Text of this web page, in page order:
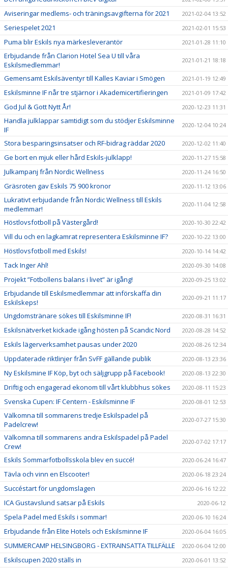
Aviseringar medlems- och träningsavgifterna för 2021 2021-02-04 13:52
Seriespelet 2021 2021-02-01 15:53
Puma blir Eskils nya märkesleverantör 2021-01-28 11:10
Erbjudande från Clarion Hotel Sea U till våra
Eskilsmedlemmar!
2021-01-21 18:18
Gemensamt Eskilsäventyr till Kalles Kaviar i Smögen 2021-01-19 12:49
Eskilsminne IF når tre stjärnor i Akademicertifieringen 2021-01-09 17:42
God Jul & Gott Nytt År! 2020-12-23 11:31
Handla julklappar samtidigt som du stödjer Eskilsminne
IF
2020-12-04 10:24
Stora besparingsinsatser och RF-bidrag räddar 2020 2020-12-02 11:40
Ge bort en mjuk eller hård Eskils-julklapp! 2020-11-27 15:58
Julkampanj från Nordic Wellness 2020-11-24 16:50
Gräsroten gav Eskils 75 900 kronor 2020-11-12 13:06
Lukrativt erbjudande från Nordic Wellness till Eskils
medlemmar!
2020-11-04 12:58
Höstlovsfotboll på Västergård! 2020-10-30 22:42
Vill du och en lagkamrat representera Eskilsminne IF? 2020-10-22 13:00
Höstlovsfotboll med Eskils! 2020-10-14 14:42
Tack Inger Ahl! 2020-09-30 14:08
Projekt ”Fotbollens balans i livet” är igång! 2020-09-25 13:02
Erbjudande till Eskilsmedlemmar att införskaffa din
Eskilskeps!
2020-09-21 11:17
Ungdomstränare sökes till Eskilsminne IF! 2020-08-31 16:31
Eskilsnätverket kickade igång hösten på Scandic Nord 2020-08-28 14:52
Eskils lägerverksamhet pausas under 2020 2020-08-26 12:34
Uppdaterade riktlinjer från SvFF gällande publik 2020-08-13 23:36
Ny Eskilsmine IF Köp, byt och säljgrupp på Facebook! 2020-08-13 22:30
Driftig och engagerad ekonom till vårt klubbhus sökes 2020-08-11 15:23
Svenska Cupen: IF Centern - Eskilsminne IF 2020-08-01 12:53
Välkomna till sommarens tredje Eskilspadel på
Padelcrew!
2020-07-27 15:30
Välkomna till sommarens andra Eskilspadel på Padel
Crew!
2020-07-02 17:17
Eskils Sommarfotbollsskola blev en succé! 2020-06-24 16:47
Tävla och vinn en Elscooter! 2020-06-18 23:24
Succéstart för ungdomslagen 2020-06-16 12:22
ICA Gustavslund satsar på Eskils 2020-06-12
Spela Padel med Eskils i sommar! 2020-06-10 16:24
Erbjudande från Elite Hotels och Eskilsminne IF 2020-06-04 16:05
SUMMERCAMP HELSINGBORG - EXTRAINSATTA TILLFÄLLE 2020-06-04 12:00
Eskilscupen 2020 ställs in 2020-06-01 13:52